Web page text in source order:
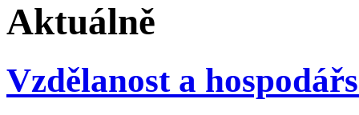
Aktuálně
Vzdělanost a